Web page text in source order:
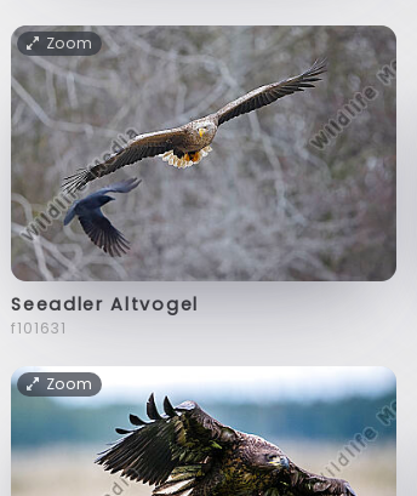
Zoom
Seeadler Altvogel
f101631
Zoom